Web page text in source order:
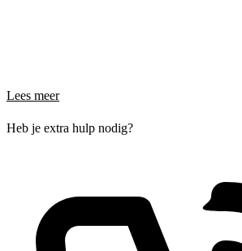
Lees meer
Heb je extra hulp nodig?